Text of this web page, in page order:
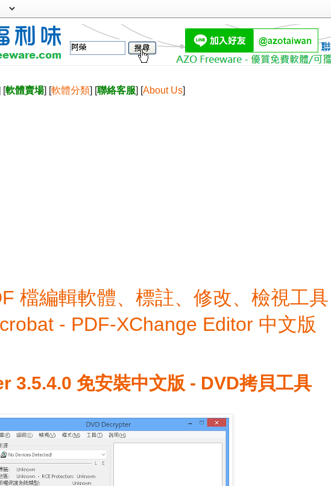
[軟體賣場] [軟體分類] [聯絡客服] [About Us]
檔編輯軟體、標註、修改、檢視工具
- PDF-XChange Editor 中文版
3.5.4.0 免安裝中文版 - DVD拷貝工具